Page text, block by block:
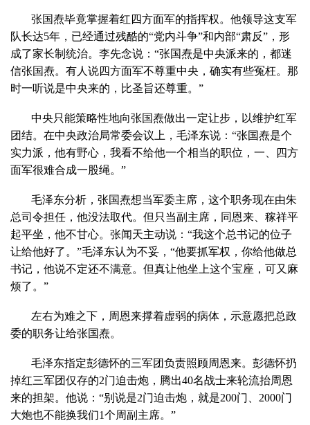
张国焘毕竟掌握着红四方面军的指挥权。他领导这支军
队长达5年，已经通过残酷的“党内斗争”和内部“肃反”，形
成了家长制统治。李先念说：“张国焘是中央派来的，都迷
信张国焘。有人说四方面军不尊重中央，确实有些冤枉。那
时一听说是中央来的，比圣旨还尊重。”
中央只能策略性地向张国焘做出一定让步，以维护红军
团结。在中央政治局常委会议上，毛泽东说：“张国焘是个
实力派，他有野心，我看不给他一个相当的职位，一、四方
面军很难合成一股绳。”
毛泽东分析，张国焘想当军委主席，这个职务现在由朱
总司令担任，他没法取代。但只当副主席，同恩来、稼祥平
起平坐，他不甘心。张闻天主动说：“我这个总书记的位子
让给他好了。”毛泽东认为不妥，“他要抓军权，你给他做总
书记，他说不定还不满意。但真让他坐上这个宝座，可又麻
烦了。”
左右为难之下，周恩来撑着虚弱的病体，示意愿把总政
委的职务让给张国焘。
毛泽东指定彭德怀的三军团负责照顾周恩来。彭德怀扔
掉红三军团仅存的2门迫击炮，腾出40名战士来轮流抬周恩
来的担架。他说：“别说是2门迫击炮，就是200门、2000门
大炮也不能换我们1个周副主席。”